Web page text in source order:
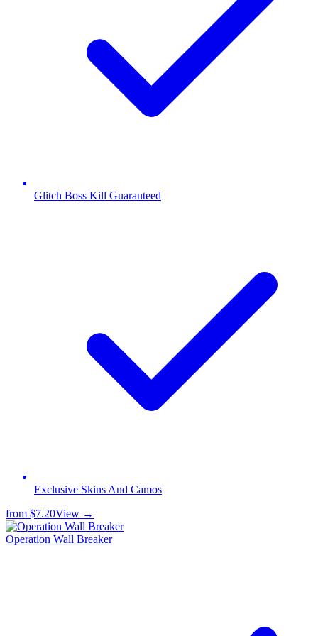
Glitch Boss Kill Guaranteed
Exclusive Skins And Camos
from $7.20View →
Operation Wall Breaker